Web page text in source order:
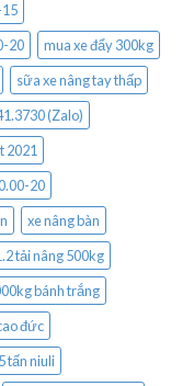
20
mua xe đẩy 300kg
sữa xe nâng tay thấp
(Zalo)
2021
20
xe nâng bàn
tải nâng 500kg
bánh trắng
đức
tấn niuli